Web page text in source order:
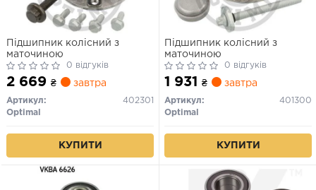
Підшипник колісний з
маточиною
0 відгуків
2 669 ₴ завтра
Артикул:
402301
Optimal
КУПИТИ
Підшипник колісний з
маточиною
0 відгуків
1 931 ₴ завтра
Артикул:
401300
Optimal
КУПИТИ